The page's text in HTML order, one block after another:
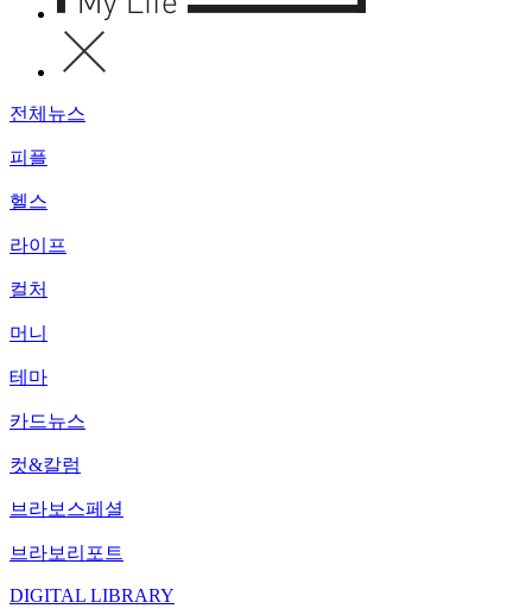
전체뉴스
피플
헬스
라이프
컬처
머니
테마
카드뉴스
컷&칼럼
브라보스페셜
브라보리포트
DIGITAL LIBRARY